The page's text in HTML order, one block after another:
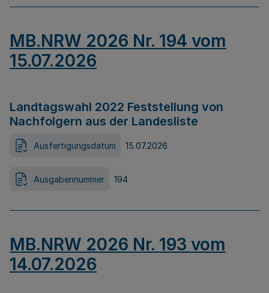
MB.NRW 2026 Nr. 194 vom
15.07.2026
Landtagswahl 2022 Feststellung von
Nachfolgern aus der Landesliste
Ausfertigungsdatum 15.07.2026
Ausgabennummer 194
MB.NRW 2026 Nr. 193 vom
14.07.2026